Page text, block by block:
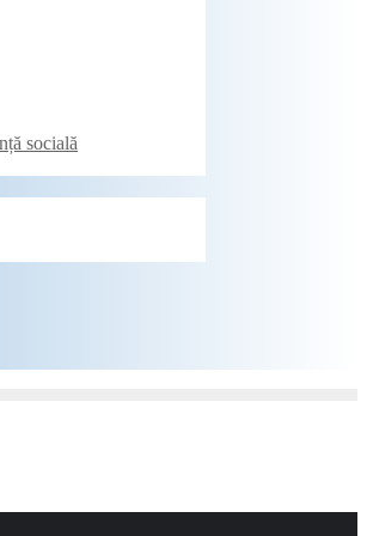
socială